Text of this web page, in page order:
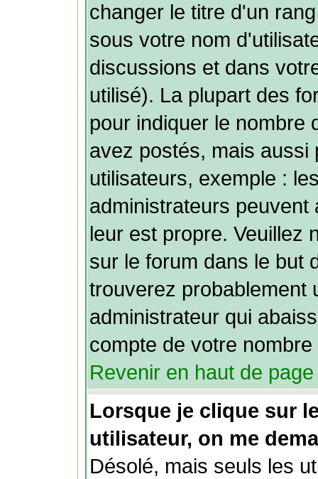
changer le titre d'un
sous votre nom
discussions et dans
utilisé). La plupart des
pour indiquer le nombre
avez postés, mais aussi
utilisateurs, exemple :
administrateurs
leur est propre. Veuillez
sur le forum dans le but
trouverez probablement
administrateur qui
compte de votre
Revenir en haut de page
Lorsque je clique sur
utilisateur, on me
Désolé, mais seuls les